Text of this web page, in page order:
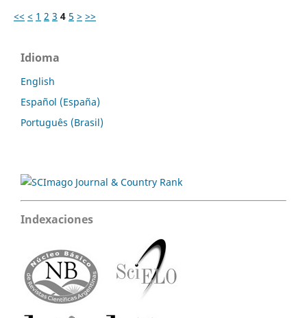
<< < 1 2 3 4 5 > >>
Idioma
English
Español (España)
Português (Brasil)
Indexaciones